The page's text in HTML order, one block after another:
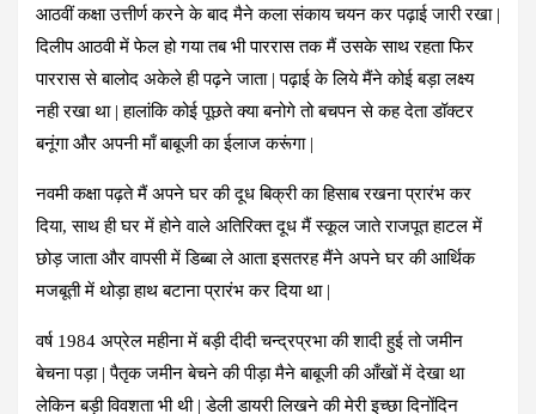
आठवीं कक्षा उत्तीर्ण करने के बाद मैने कला संकाय चयन कर पढ़ाई जारी रखा |
दिलीप आठवी में फेल हो गया तब भी पाररास तक मैं उसके साथ रहता फिर
पाररास से बालोद अकेले ही पढ़ने जाता | पढ़ाई के लिये मैंने कोई बड़ा लक्ष्य
नही रखा था | हालांकि कोई पूछते क्या बनोगे तो बचपन से कह देता डॉक्टर
बनूंगा और अपनी माँ बाबूजी का ईलाज करूंगा |
नवमी कक्षा पढ़ते मैं अपने घर की दूध बिक्री का हिसाब रखना प्रारंभ कर
दिया, साथ ही घर में होने वाले अतिरिक्त दूध मैं स्कूल जाते राजपूत हाटल में
छोड़ जाता और वापसी में डिब्बा ले आता इसतरह मैंने अपने घर की आर्थिक
मजबूती में थोड़ा हाथ बटाना प्रारंभ कर दिया था |
वर्ष 1984 अप्रेल महीना में बड़ी दीदी चन्द्रप्रभा की शादी हुई तो जमीन
बेचना पड़ा | पैतृक जमीन बेचने की पीड़ा मैने बाबूजी की आँखों में देखा था
लेकिन बड़ी विवशता भी थी | डेली डायरी लिखने की मेरी इच्छा दिनोंदिन